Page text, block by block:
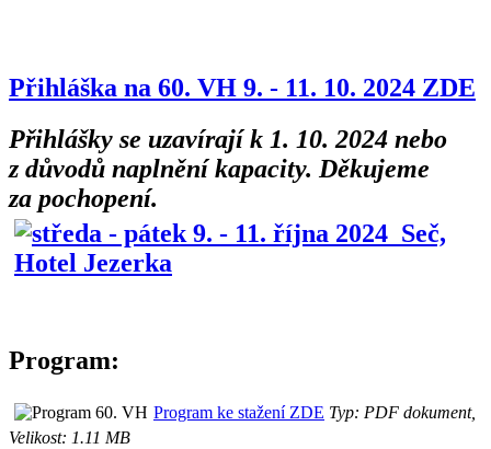
Přihláška na 60. VH 9. - 11. 10. 2024 ZDE
Přihlášky se uzavírají k 1. 10. 2024 nebo
z důvodů naplnění kapacity. Děkujeme
za pochopení.
Program:
Program ke stažení ZDE Typ: PDF dokument,
Velikost: 1.11 MB